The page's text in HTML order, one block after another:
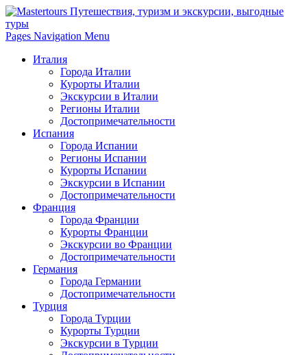
Pages Navigation Menu
Италия
Города Италии
Курорты Италии
Экскурсии в Италии
Регионы Италии
Достопримечательности
Испания
Города Испании
Регионы Испании
Курорты Испании
Экскурсии в Испании
Достопримечательности
Франция
Города Франции
Курорты Франции
Экскурсии во Франции
Достопримечательности
Германия
Города Германии
Достопримечательности
Турция
Города Турции
Курорты Турции
Экскурсии в Турции